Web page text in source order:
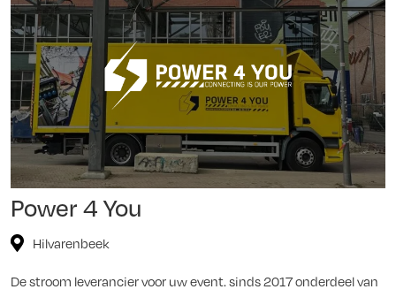
Power 4 You
Hilvarenbeek
De stroom leverancier voor uw event. sinds 2017 onderdeel van